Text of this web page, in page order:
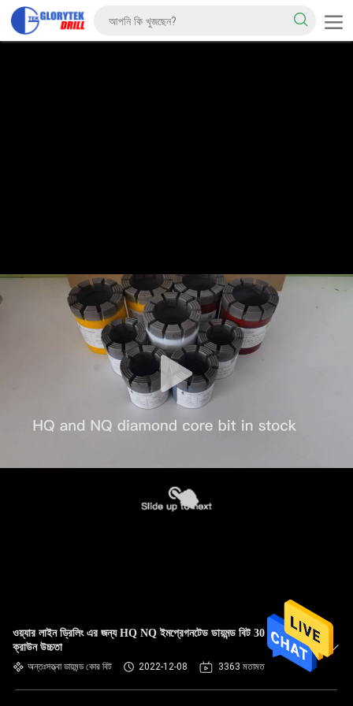
ওয়্যার লাইন ড্রিলিং এর জন্য HQ NQ ইমপ্রেগনটেড ডায়মন্ড বিট 30 মিমি
ক্রাউন উচ্চতা
অন্তঃসত্ত্বা ডায়মন্ড কোর বিট 2022-12-08 3363 মতামত